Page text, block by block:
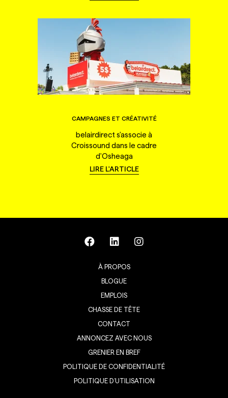
CAMPAGNES ET CRÉATIVITÉ
belairdirect s'associe à
Croissound dans le cadre
d'Osheaga
LIRE L'ARTICLE
À PROPOS
BLOGUE
EMPLOIS
CHASSE DE TÊTE
CONTACT
ANNONCEZ AVEC NOUS
GRENIER EN BREF
POLITIQUE DE CONFIDENTIALITÉ
POLITIQUE D’UTILISATION